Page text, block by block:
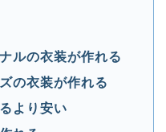
ルの衣装が作れる
の衣装が作れる
より安い